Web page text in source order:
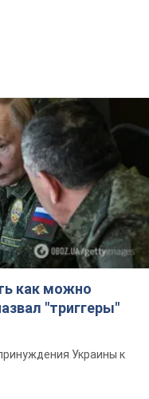
как можно
"триггеры"
Украины к